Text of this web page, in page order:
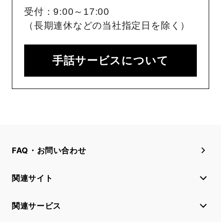
受付：9:00～17:00
（長期連休などの当社指定日を除く）
手話サービスについて
FAQ・お問い合わせ
関連サイト
関連サービス